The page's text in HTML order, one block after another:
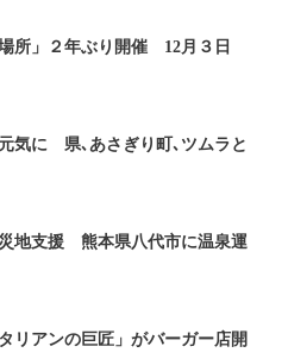
所」２年ぶり開催 12月３日
気に 県､あさぎり町､ツムラと
災地支援 熊本県八代市に温泉運
リアンの巨匠」がバーガー店開